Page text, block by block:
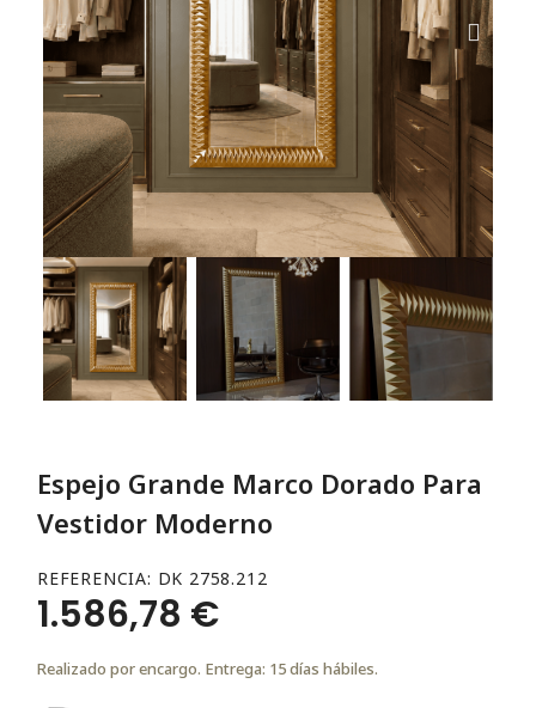
Espejo Grande Marco Dorado Para
Vestidor Moderno
REFERENCIA DK 2758.212
1.586,78 €
Realizado por encargo. Entrega: 15 días hábiles.